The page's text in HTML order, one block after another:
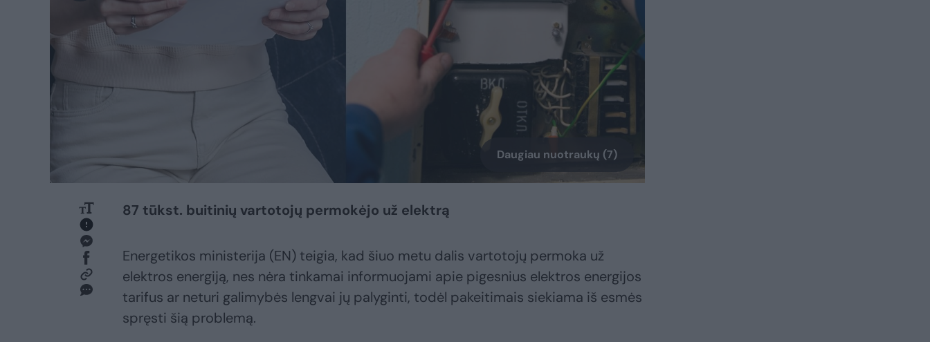
Daugiau nuotraukų (7)
87 tūkst. buitinių vartotojų permokėjo už elektrą
Energetikos ministerija (EN) teigia, kad šiuo metu dalis vartotojų permoka už
elektros energiją, nes nėra tinkamai informuojami apie pigesnius elektros energijos
tarifus ar neturi galimybės lengvai jų palyginti, todėl pakeitimais siekiama iš esmės
spręsti šią problemą.